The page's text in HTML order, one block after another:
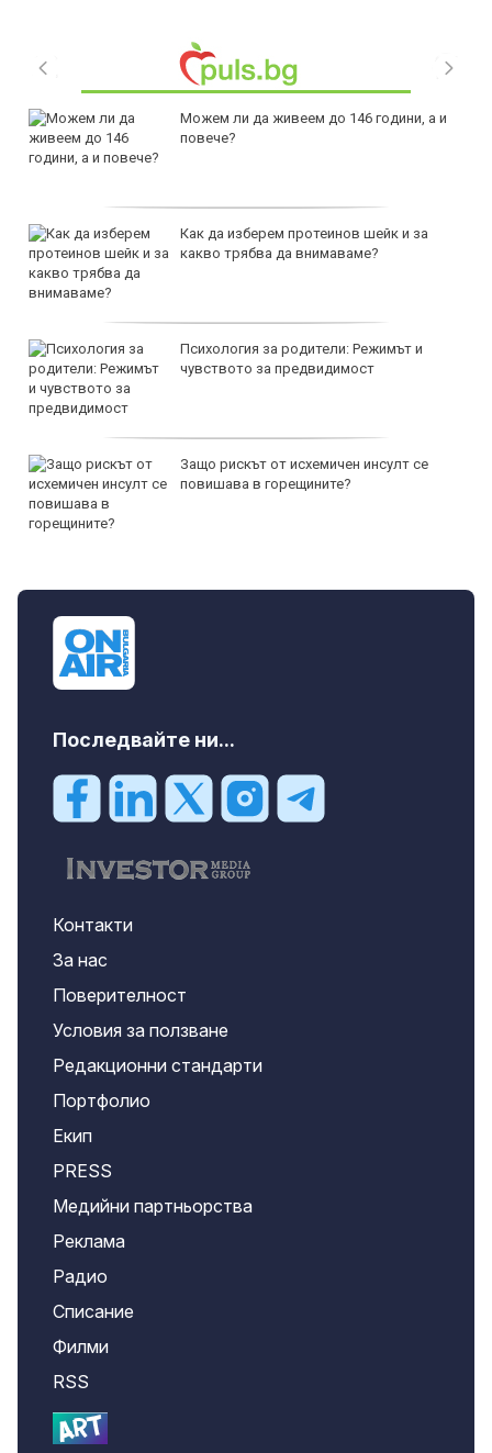
Можем ли да живеем до 146 години, а и
повече?
Как да изберем протеинов шейк и за
какво трябва да внимаваме?
Психология за родители: Режимът и
чувството за предвидимост
Защо рискът от исхемичен инсулт се
повишава в горещините?
Последвайте ни...
Контакти
За нас
Поверителност
Условия за ползване
Редакционни стандарти
Портфолио
Екип
PRESS
Медийни партньорства
Реклама
Радио
Списание
Филми
RSS